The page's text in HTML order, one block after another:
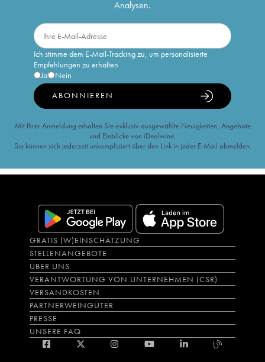
Analysen.
Ich stimme dem E-Mail-Tracking zu, um personalisierte
Empfehlungen zu erhalten
Ja
Nein
ABONNIEREN
Mit Ihrer Anmeldung erhalten Sie exklusiv ausgewählte Neuigkeiten, Angebote
und Einblicke von iDealwine.
Sie können sich jederzeit unkompliziert über den Link in jeder E-Mail abmelden.
GRATIS (W)EINSCHÄTZUNG
STELLENANGEBOTE
ÜBER UNS
VERANTWORTUNG VON UNTERNEHMEN (CSR)
VERSANDKOSTEN
PARTNERWEINGÜTER
PRESSE
UNSERE FAQ